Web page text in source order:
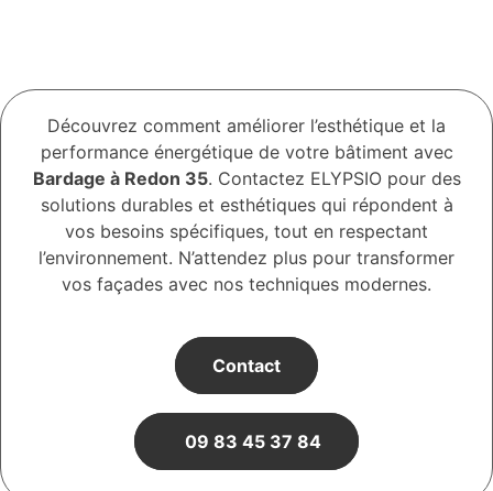
Découvrez comment améliorer l’esthétique et la
performance énergétique de votre bâtiment avec
Bardage à Redon 35. Contactez ELYPSIO pour des
solutions durables et esthétiques qui répondent à
vos besoins spécifiques, tout en respectant
l’environnement. N’attendez plus pour transformer
vos façades avec nos techniques modernes.
Contact
09 83 45 37 84